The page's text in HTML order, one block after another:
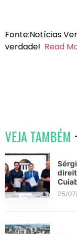
Fonte:Notícias
verdade! Read
VEJA TAMBÉM
25/